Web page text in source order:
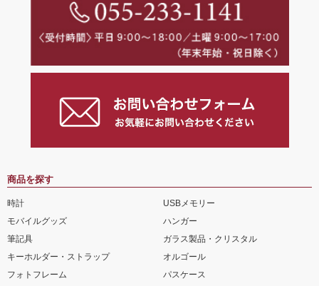
商品を探す
時計
USBメモリー
モバイルグッズ
ハンガー
筆記具
ガラス製品・クリスタル
キーホルダー・ストラップ
オルゴール
フォトフレーム
パスケース